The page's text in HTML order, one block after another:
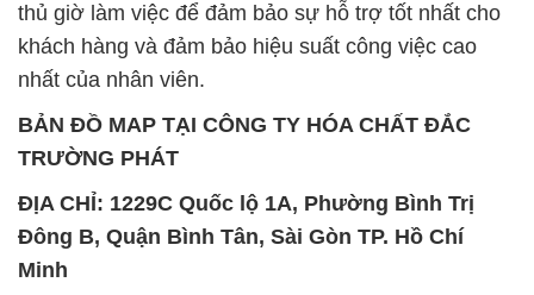
thủ giờ làm việc để đảm bảo sự hỗ trợ tốt nhất cho
khách hàng và đảm bảo hiệu suất công việc cao
nhất của nhân viên.
BẢN ĐỒ MAP TẠI CÔNG TY HÓA CHẤT ĐẮC
TRƯỜNG PHÁT
ĐỊA CHỈ: 1229C Quốc lộ 1A, Phường Bình Trị
Đông B, Quận Bình Tân, Sài Gòn TP. Hồ Chí
Minh